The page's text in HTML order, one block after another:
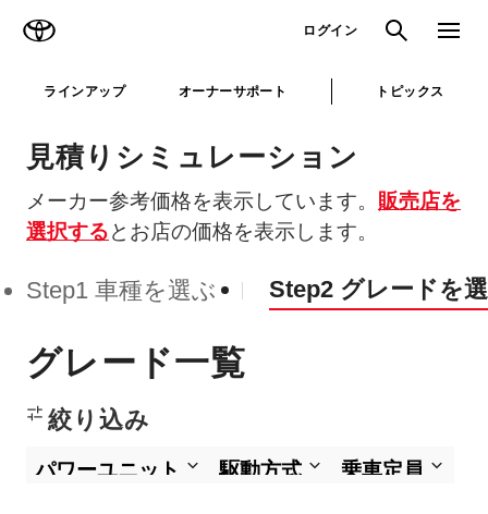
ログイン 検索 メニュ
ラインアップ オーナーサポート トピックス
見積りシミュレーション
メーカー参考価格を表示しています。 販売店を
選択するとお店の価格を表示します。
Step1 車種を選ぶ Step2 グレードを
グレード一覧
絞り込み